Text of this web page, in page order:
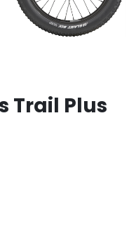
Trail Plus